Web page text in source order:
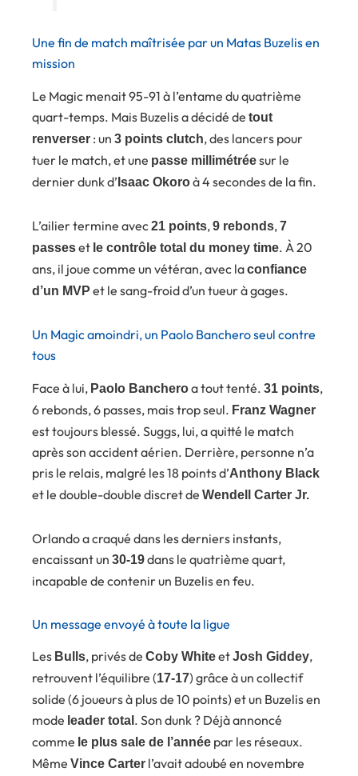
Une fin de match maîtrisée par un Matas Buzelis en
mission
Le Magic menait 95-91 à l’entame du quatrième
quart-temps. Mais Buzelis a décidé de tout
renverser : un 3 points clutch, des lancers pour
tuer le match, et une passe millimétréesur le
dernier dunk d’ Isaac Okoroà 4 secondes de la fin.
L’ailier termine avec21 points,9 rebonds,7
passeset le contrôle total du money time. À 20
ans, il joue comme un vétéran, avec laconfiance
d’un MVP et le sang-froid d’un tueur à gages.
Un Magic amoindri, un Paolo Banchero seul contre
tous
Face à lui, Paolo Bancheroa tout tenté. 31 points,
6 rebonds, 6 passes, mais trop seul. Franz Wagner
est toujours blessé. Suggs, lui, a quitté le match
après son accident aérien. Derrière, personne n’a
pris le relais, malgré les 18 points d’Anthony Black
et le double-double discret de Wendell Carter Jr.
Orlando a craqué dans les derniers instants,
encaissant un 30-19dans le quatrième quart,
incapable de contenir un Buzelis en feu.
Un message envoyé à toute la ligue
Les Bulls, privés de Coby WhiteetJosh Giddey,
retrouvent l’équilibre (17-17) grâce à un collectif
solide (6 joueurs à plus de 10 points) et un Buzelis en
mode leader total . Son dunk ? Déjà annoncé
comme le plus sale de l’année par les réseaux.
Même Vince Carter l’avait adoubé en novembre